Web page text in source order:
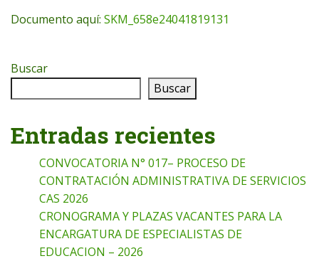
Documento aquí: SKM_658e24041819131
Buscar
Buscar
Entradas recientes
CONVOCATORIA N° 017– PROCESO DE
CONTRATACIÓN ADMINISTRATIVA DE SERVICIOS
CAS 2026
CRONOGRAMA Y PLAZAS VACANTES PARA LA
ENCARGATURA DE ESPECIALISTAS DE
EDUCACION – 2026